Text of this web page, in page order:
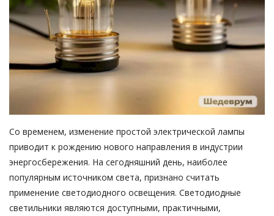
Со временем, изменение простой электрической лампы
приводит к рождению нового направления в индустрии
энергосбережения. На сегодняшний день, наиболее
популярным источником света, признано считать
применение светодиодного освещения. Светодиодные
светильники являются доступными, практичными,